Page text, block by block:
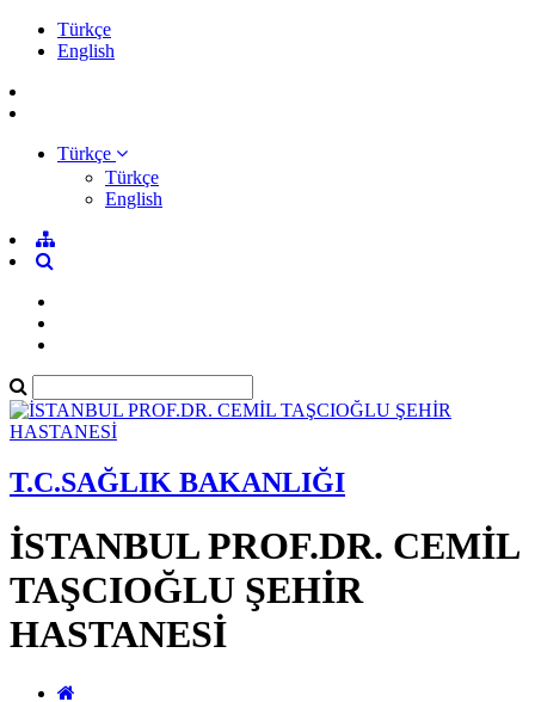
Türkçe
English
Türkçe
Türkçe
English
T.C.SAĞLIK BAKANLIĞI
İSTANBUL PROF.DR. CEMİL
TAŞCIOĞLU ŞEHİR
HASTANESİ